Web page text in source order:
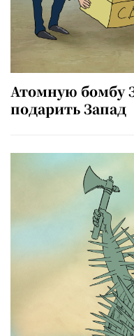
Атомную бомбу
подарить Запад